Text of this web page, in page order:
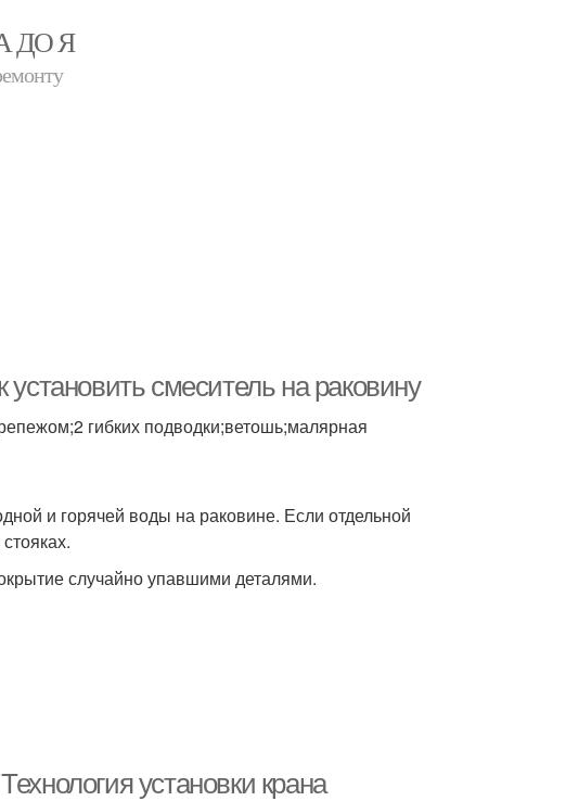
ДО Я
установить смеситель на раковину
гибких подводки;ветошь;малярная
и горячей воды на раковине. Если отдельной
случайно упавшими деталями.
установки крана